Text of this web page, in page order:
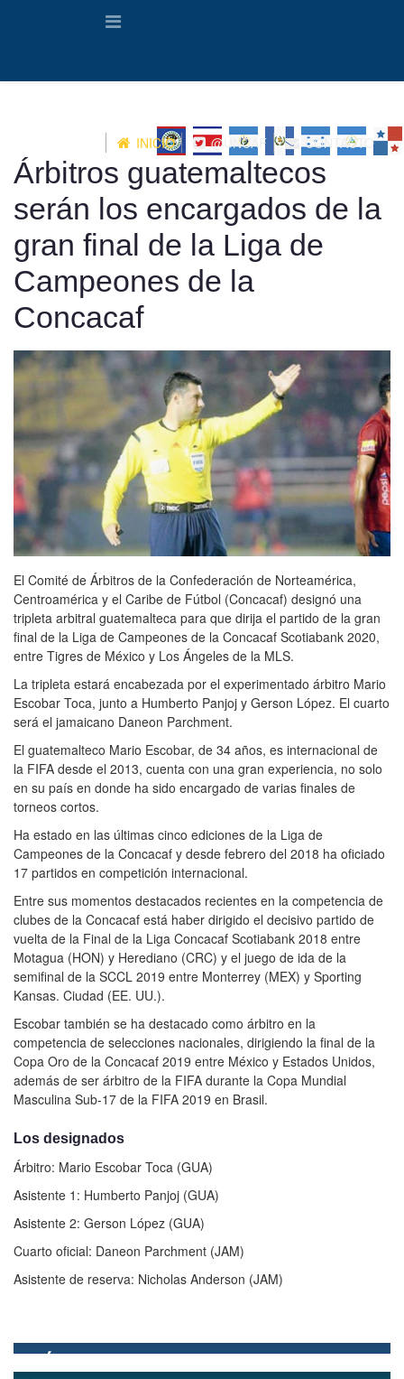
INICIO @UNCAF CONTACTO
Árbitros guatemaltecos
serán los encargados de la
gran final de la Liga de
Campeones de la
Concacaf
El Comité de Árbitros de la Confederación de Norteamérica,
Centroamérica y el Caribe de Fútbol (Concacaf) designó una
tripleta arbitral guatemalteca para que dirija el partido de la gran
final de la Liga de Campeones de la Concacaf Scotiabank 2020,
entre Tigres de México y Los Ángeles de la MLS.
La tripleta estará encabezada por el experimentado árbitro Mario
Escobar Toca, junto a Humberto Panjoj y Gerson López. El cuarto
será el jamaicano Daneon Parchment.
El guatemalteco Mario Escobar, de 34 años, es internacional de
la FIFA desde el 2013, cuenta con una gran experiencia, no solo
en su país en donde ha sido encargado de varias finales de
torneos cortos.
Ha estado en las últimas cinco ediciones de la Liga de
Campeones de la Concacaf y desde febrero del 2018 ha oficiado
17 partidos en competición internacional.
Entre sus momentos destacados recientes en la competencia de
clubes de la Concacaf está haber dirigido el decisivo partido de
vuelta de la Final de la Liga Concacaf Scotiabank 2018 entre
Motagua (HON) y Herediano (CRC) y el juego de ida de la
semifinal de la SCCL 2019 entre Monterrey (MEX) y Sporting
Kansas. Ciudad (EE. UU.).
Escobar también se ha destacado como árbitro en la
competencia de selecciones nacionales, dirigiendo la final de la
Copa Oro de la Concacaf 2019 entre México y Estados Unidos,
además de ser árbitro de la FIFA durante la Copa Mundial
Masculina Sub-17 de la FIFA 2019 en Brasil.
Los designados
Árbitro: Mario Escobar Toca (GUA)
Asistente 1: Humberto Panjoj (GUA)
Asistente 2: Gerson López (GUA)
Cuarto oficial: Daneon Parchment (JAM)
Asistente de reserva: Nicholas Anderson (JAM)